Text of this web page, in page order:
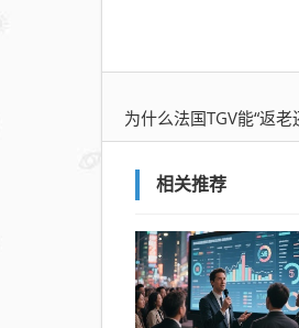
为什么法国TGV能“返老还童”
相关推荐